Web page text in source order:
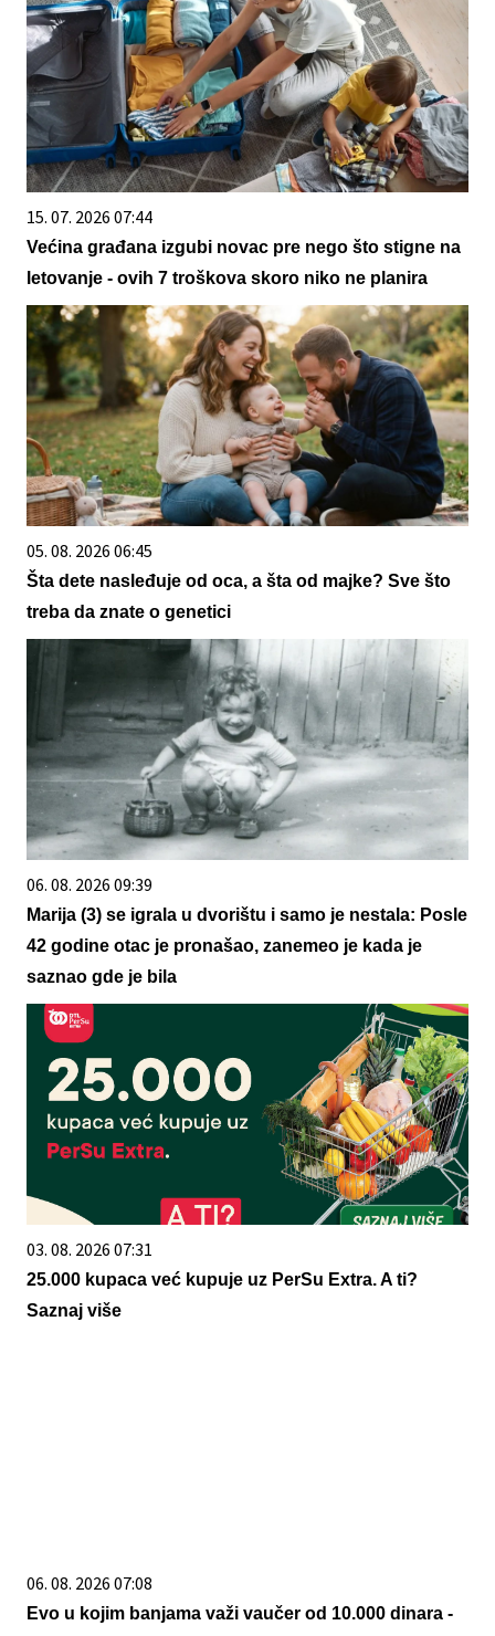
15. 07. 2026 07:44
Većina građana izgubi novac pre nego što stigne na
letovanje - ovih 7 troškova skoro niko ne planira
05. 08. 2026 06:45
Šta dete nasleđuje od oca, a šta od majke? Sve što
treba da znate o genetici
06. 08. 2026 09:39
Marija (3) se igrala u dvorištu i samo je nestala: Posle
42 godine otac je pronašao, zanemeo je kada je
saznao gde je bila
03. 08. 2026 07:31
25.000 kupaca već kupuje uz PerSu Extra. A ti?
Saznaj više
06. 08. 2026 07:08
Evo u kojim banjama važi vaučer od 10.000 dinara -